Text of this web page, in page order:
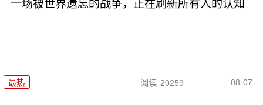
一场被世界遗忘的战争，正在刷新所有人的认知
最热 阅读 20259 08-07